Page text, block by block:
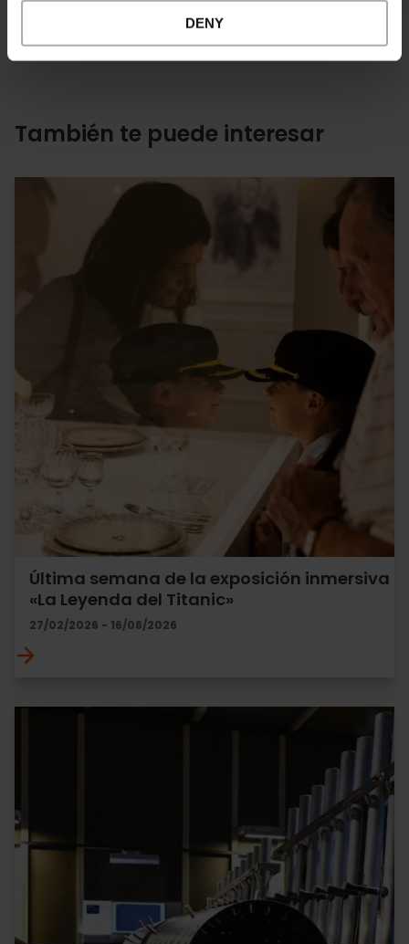
DENY
También te puede interesar
Última semana de la exposición inmersiva
«La Leyenda del Titanic»
27/02/2026 - 16/08/2026